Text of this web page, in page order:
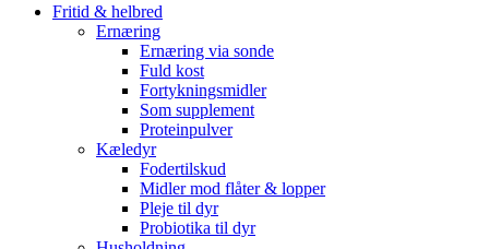
Fritid & helbred
Ernæring
Ernæring via sonde
Fuld kost
Fortykningsmidler
Som supplement
Proteinpulver
Kæledyr
Fodertilskud
Midler mod flåter & lopper
Pleje til dyr
Probiotika til dyr